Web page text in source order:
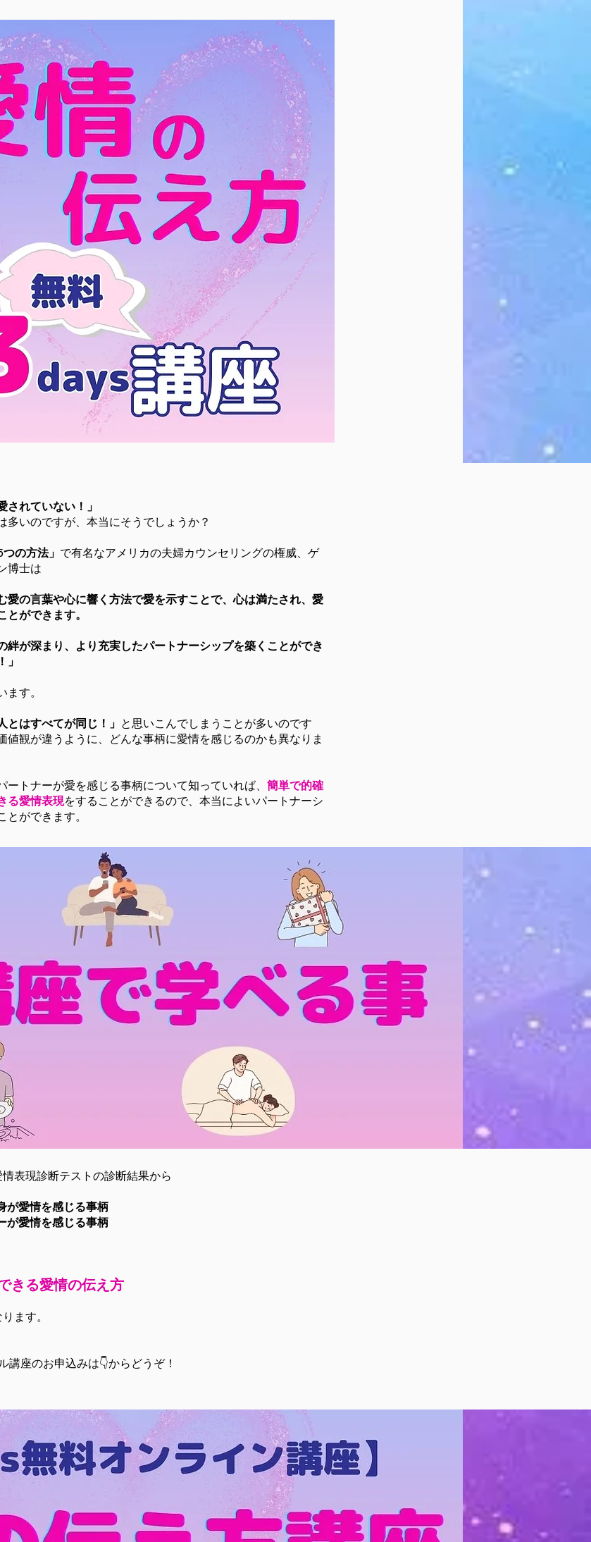
されていない！」
多いのですが、本当にそうでしょうか？
の方法」 で有名なアメリカの夫婦カウンセリングの権威、ゲ
博士 は
愛の言葉や心に響く方法で愛を示すことで、心は満たされ、愛
ができます。
絆が深まり、より充実したパートナーシップを築くことができ
す。
とはすべてが同じ！」 と思いこんでしまうことが多いのです
値観が違うように、どんな事柄に愛情を感じるのかも異なりま
ートナーが愛を感じる事柄について知っていれば、 簡単で的確
る愛情表現をすることができるので、本当によいパートナーシ
ができます。
表現診断テストの診断結果から
が愛情を感じる事柄
が愛情を感じる事柄
きる愛情の伝え方
ます。
講座のお申込みは👇からどうぞ！